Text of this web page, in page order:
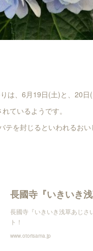
は、6月19日(土)と、20日(
ているようです。
テを封じるといわれるお
長國寺『いきいき浅草あじさ
ト！
www.otorisama.jp